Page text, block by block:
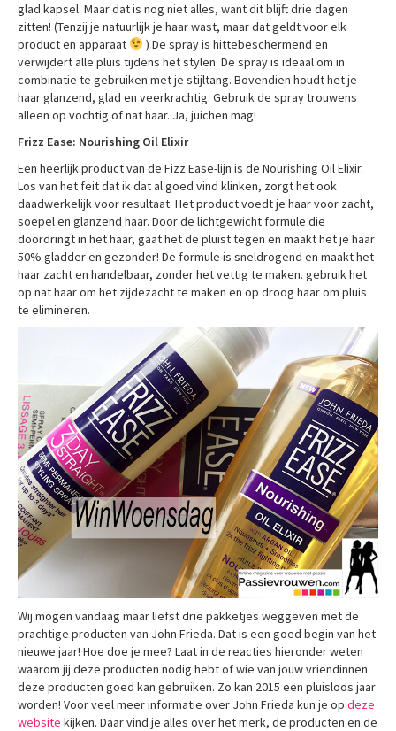
glad kapsel. Maar dat is nog niet alles, want dit blijft drie dagen
zitten! (Tenzij je natuurlijk je haar wast, maar dat geldt voor elk
product en apparaat
) De spray is hittebeschermend en
verwijdert alle pluis tijdens het stylen. De spray is ideaal om in
combinatie te gebruiken met je stijltang. Bovendien houdt het je
haar glanzend, glad en veerkrachtig. Gebruik de spray trouwens
alleen op vochtig of nat haar. Ja, juichen mag!
Frizz Ease: Nourishing Oil Elixir
Een heerlijk product van de Fizz Ease-lijn is de Nourishing Oil Elixir.
Los van het feit dat ik dat al goed vind klinken, zorgt het ook
daadwerkelijk voor resultaat. Het product voedt je haar voor zacht,
soepel en glanzend haar. Door de lichtgewicht formule die
doordringt in het haar, gaat het de pluist tegen en maakt het je haar
50% gladder en gezonder! De formule is sneldrogend en maakt het
haar zacht en handelbaar, zonder het vettig te maken. gebruik het
op nat haar om het zijdezacht te maken en op droog haar om pluis
te elimineren.
Wij mogen vandaag maar liefst drie pakketjes weggeven met de
prachtige producten van John Frieda. Dat is een goed begin van het
nieuwe jaar! Hoe doe je mee? Laat in de reacties hieronder weten
waarom jij deze producten nodig hebt of wie van jouw vriendinnen
deze producten goed kan gebruiken. Zo kan 2015 een pluisloos jaar
worden! Voor veel meer informatie over John Frieda kun je op deze
website kijken. Daar vind je alles over het merk, de producten en de